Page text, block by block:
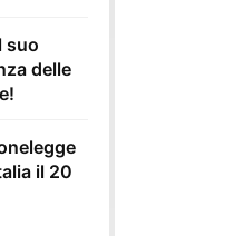
suo
delle
il 20